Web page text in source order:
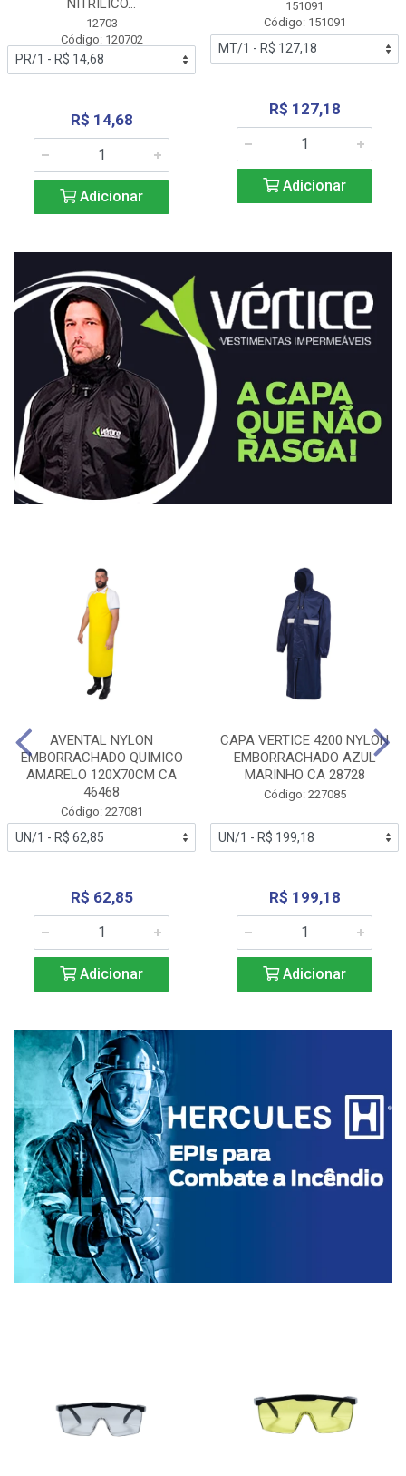
NITRÍLICO...
12703
Código: 120702
R$ 14,68
Adicionar
151091
Código: 151091
R$ 127,18
Adicionar
AVENTAL NYLON
EMBORRACHADO QUIMICO
AMARELO 120X70CM CA
46468
Código: 227081
R$ 62,85
Adicionar
CAPA VERTICE 4200 NYLON
EMBORRACHADO AZUL
MARINHO CA 28728
Código: 227085
R$ 199,18
Adicionar